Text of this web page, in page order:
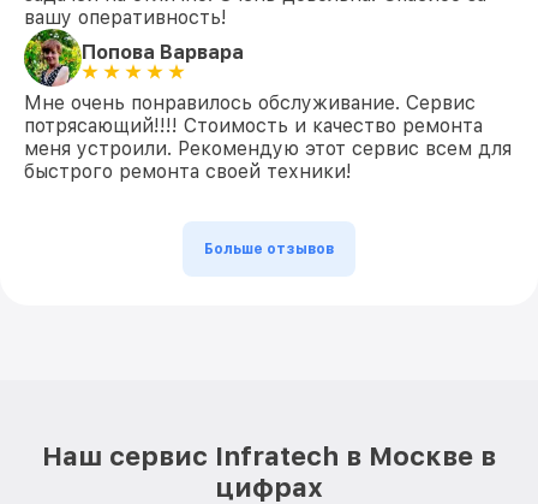
вашу оперативность!
Попова Варвара
Мне очень понравилось обслуживание. Сервис
потрясающий!!!! Стоимость и качество ремонта
меня устроили. Рекомендую этот сервис всем для
быстрого ремонта своей техники!
Больше отзывов
Наш сервис Infratech в Москве в
цифрах